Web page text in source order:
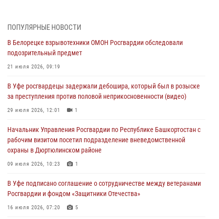
03 августа 2026, 04:30 8
В Башкирии росгвардейцы провели волейбольный турнир на
открытом воздухе
03 августа 2026, 04:29
В Уфе росгвардейцы по горячим следам задержали
подозреваемого в открытом хищении из аптеки (видео)
03 августа 2026, 04:15
Начальник отделения учёта и комплектования Росгвардии
Башкортостана ответил на вопросы граждан
30 июля 2026, 12:54
за преступления против половой неприкосновенности (видео)
29 июля 2026, 12:01
ПОПУЛЯРНЫЕ НОВОСТИ
В Белорецке взрывотехники ОМОН Росгвардии обследовали
подозрительный предмет
21 июля 2026, 09:19
В Уфе росгвардецы задержали дебошира, который был в розыске
за преступления против половой неприкосновенности (видео)
29 июля 2026, 12:01 1
Начальник Управления Росгвардии по Республике Башкортостан с
рабочим визитом посетил подразделение вневедомственной
охраны в Дюртюлинском районе
09 июля 2026, 10:23 1
В Уфе подписано соглашение о сотрудничестве между ветеранами
Росгвардии и фондом «Защитники Отечества»
16 июля 2026, 07:20 5